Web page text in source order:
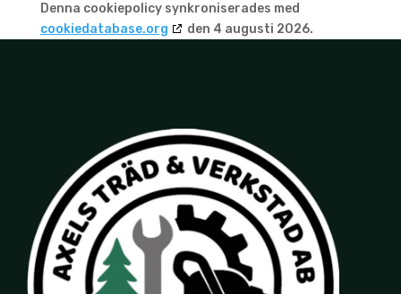
Denna cookiepolicy synkroniserades med
cookiedatabase.org
den 4 augusti 2026.